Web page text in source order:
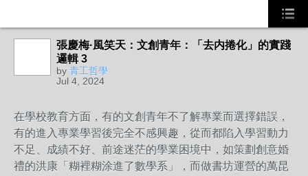
張慶梅·風笑天：文創青年：「去内捲化」的實踐
邏輯 3
by 青工哲學
Jul 4, 2024
在學校教育方面，有的文創青年不了解專業而選擇錯誤，
有的進入專業學習後完全不感興趣，從而都陷入學習動力
不足、成績不好、前途迷茫的學業困境中，如策劃創意婚
禮的洪康「糊裡糊涂進了數學系」，而做書坊運營的萬昆